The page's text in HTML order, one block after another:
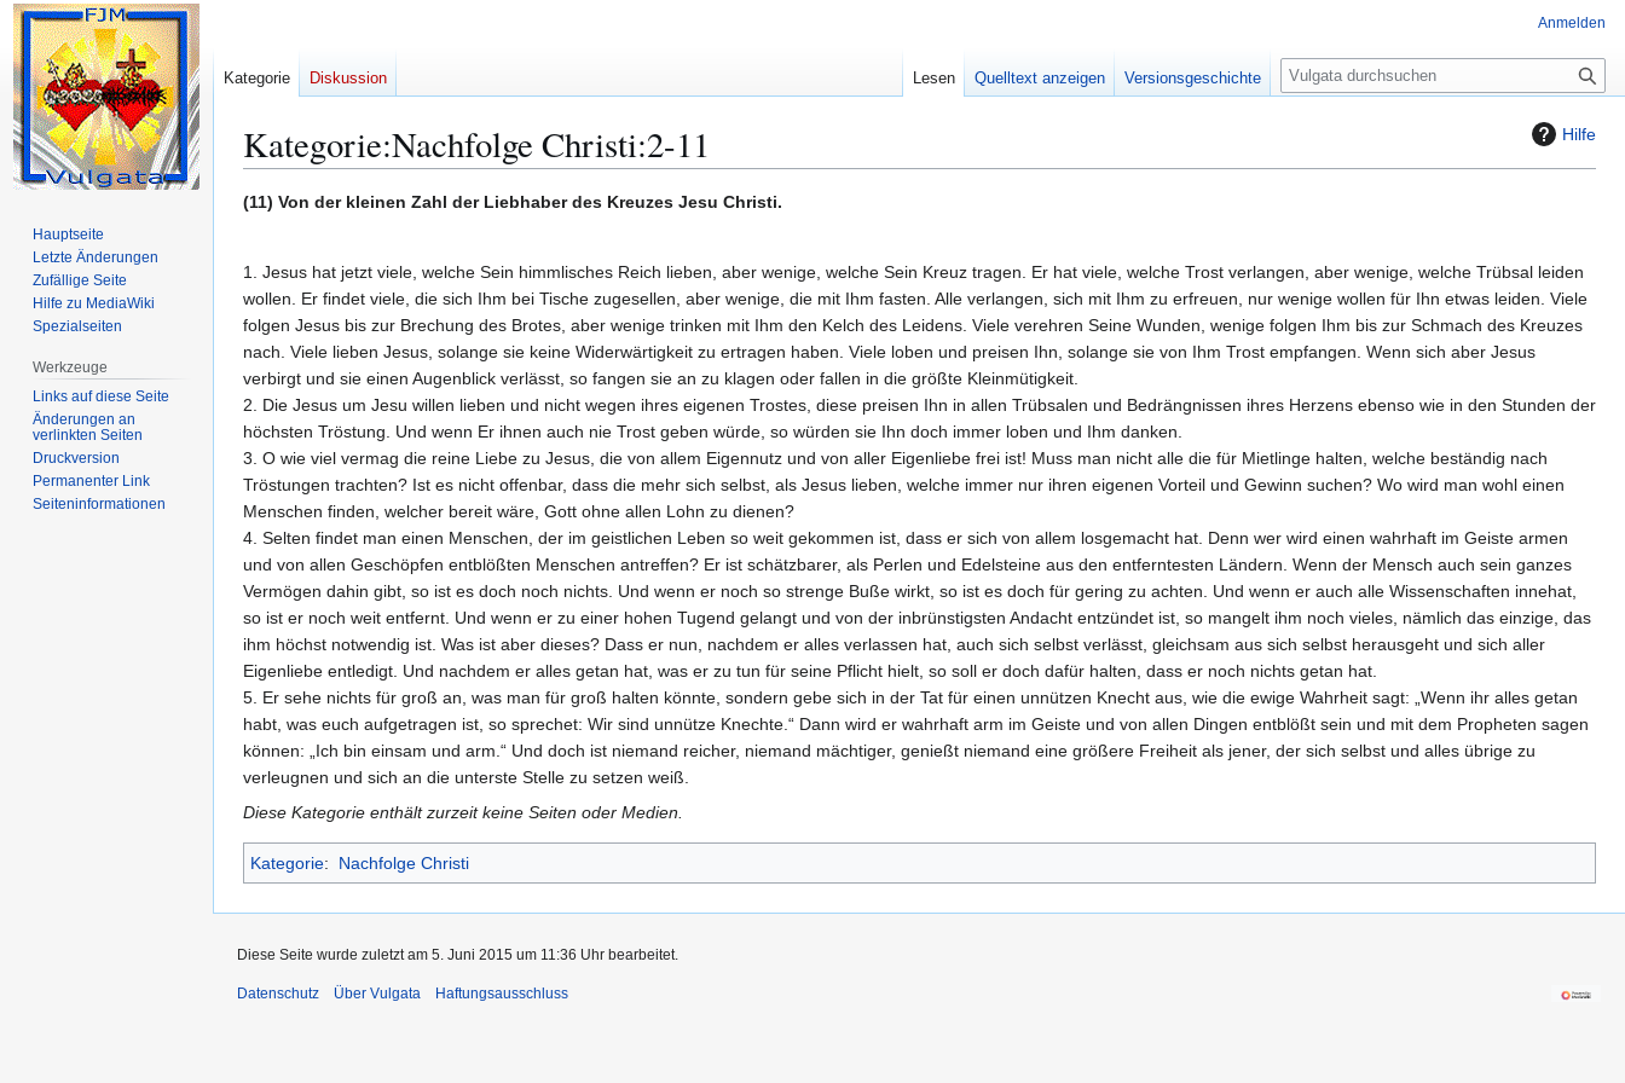
Hilfe
Kategorie:Nachfolge Christi:2-11
Zur
Zur
(11) Von der kleinen Zahl der Liebhaber des Kreuzes Jesu Christi.
1. Jesus hat jetzt viele, welche Sein himmlisches Reich lieben, aber wenige, welche Sein Kreuz tragen. Er hat viele, welche Trost verlangen, aber wenige, welche Trübsal leiden
wollen. Er findet viele, die sich Ihm bei Tische zugesellen, aber wenige, die mit Ihm fasten. Alle verlangen, sich mit Ihm zu erfreuen, nur wenige wollen für Ihn etwas leiden. Viele
folgen Jesus bis zur Brechung des Brotes, aber wenige trinken mit Ihm den Kelch des Leidens. Viele verehren Seine Wunden, wenige folgen Ihm bis zur Schmach des Kreuzes
nach. Viele lieben Jesus, solange sie keine Widerwärtigkeit zu ertragen haben. Viele loben und preisen Ihn, solange sie von Ihm Trost empfangen. Wenn sich aber Jesus
verbirgt und sie einen Augenblick verlässt, so fangen sie an zu klagen oder fallen in die größte Kleinmütigkeit.
2. Die Jesus um Jesu willen lieben und nicht wegen ihres eigenen Trostes, diese preisen Ihn in allen Trübsalen und Bedrängnissen ihres Herzens ebenso wie in den Stunden der
höchsten Tröstung. Und wenn Er ihnen auch nie Trost geben würde, so würden sie Ihn doch immer loben und Ihm danken.
3. O wie viel vermag die reine Liebe zu Jesus, die von allem Eigennutz und von aller Eigenliebe frei ist! Muss man nicht alle die für Mietlinge halten, welche beständig nach
Tröstungen trachten? Ist es nicht offenbar, dass die mehr sich selbst, als Jesus lieben, welche immer nur ihren eigenen Vorteil und Gewinn suchen? Wo wird man wohl einen
Menschen finden, welcher bereit wäre, Gott ohne allen Lohn zu dienen?
4. Selten findet man einen Menschen, der im geistlichen Leben so weit gekommen ist, dass er sich von allem losgemacht hat. Denn wer wird einen wahrhaft im Geiste armen
und von allen Geschöpfen entblößten Menschen antreffen? Er ist schätzbarer, als Perlen und Edelsteine aus den entferntesten Ländern. Wenn der Mensch auch sein ganzes
Vermögen dahin gibt, so ist es doch noch nichts. Und wenn er noch so strenge Buße wirkt, so ist es doch für gering zu achten. Und wenn er auch alle Wissenschaften innehat,
so ist er noch weit entfernt. Und wenn er zu einer hohen Tugend gelangt und von der inbrünstigsten Andacht entzündet ist, so mangelt ihm noch vieles, nämlich das einzige, das
ihm höchst notwendig ist. Was ist aber dieses? Dass er nun, nachdem er alles verlassen hat, auch sich selbst verlässt, gleichsam aus sich selbst herausgeht und sich aller
Eigenliebe entledigt. Und nachdem er alles getan hat, was er zu tun für seine Pflicht hielt, so soll er doch dafür halten, dass er noch nichts getan hat.
5. Er sehe nichts für groß an, was man für groß halten könnte, sondern gebe sich in der Tat für einen unnützen Knecht aus, wie die ewige Wahrheit sagt: „Wenn ihr alles getan
habt, was euch aufgetragen ist, so sprechet: Wir sind unnütze Knechte.“ Dann wird er wahrhaft arm im Geiste und von allen Dingen entblößt sein und mit dem Propheten sagen
können: „Ich bin einsam und arm.“ Und doch ist niemand reicher, niemand mächtiger, genießt niemand eine größere Freiheit als jener, der sich selbst und alles übrige zu
verleugnen und sich an die unterste Stelle zu setzen weiß.
Diese Kategorie enthält zurzeit keine Seiten oder Medien.
Kategorie: Nachfolge Christi
Anmelden
Kategorie Diskussion Lesen Quelltext anzeigen Versionsgeschichte
S
u
e
Hauptseite
Letzte Änderungen
Zufällige Seite
Hilfe zu MediaWiki
Spezialseiten
Werkzeuge
Links auf diese Seite
Änderungen an
verlinkten Seiten
Druckversion
Permanenter Link
Seiten­­informationen
Diese Seite wurde zuletzt am 5. Juni 2015 um 11:36 Uhr bearbeitet.
Datenschutz Über Vulgata Haftungsausschluss